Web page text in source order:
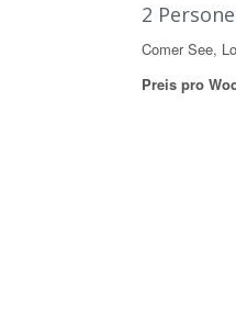
2
Comer See,
Preis pro